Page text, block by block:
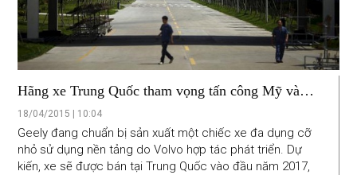
Hãng xe Trung Quốc tham vọng tấn công Mỹ và
châu Âu
18/04/2015 | 10:04
Geely đang chuẩn bị sản xuất một chiếc xe đa dụng cỡ
nhỏ sử dụng nền tảng do Volvo hợp tác phát triển. Dự
kiến, xe sẽ được bán tại Trung Quốc vào đầu năm 2017,